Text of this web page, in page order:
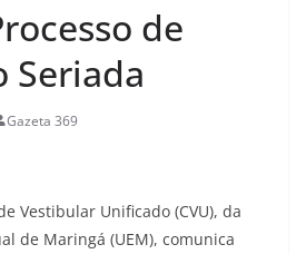
de
Seriada
Gazeta 369
Vestibular Unificado (CVU), da
de Maringá (UEM), comunica